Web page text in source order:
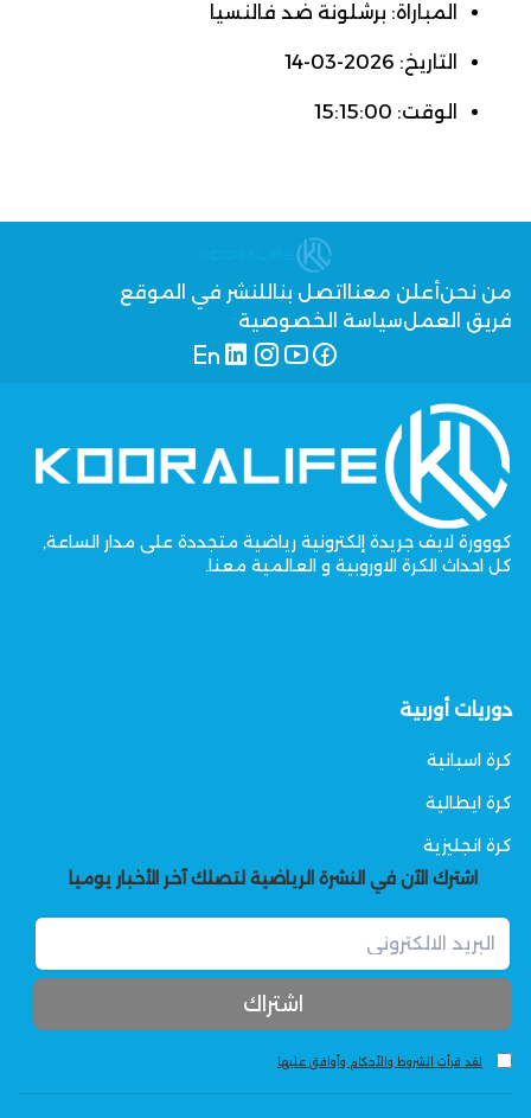
المباراة: برشلونة ضد فالنسيا
التاريخ: 2026-03-14
الوقت: 15:15:00
من نحنأعلن معنا اتصل بنا للنشر في الموقع
فريق العملسياسة الخصوصية
كووورة لايف جريدة إلكترونية رياضية متجددة على مدار الساعة,
كل احداث الكرة الاوروبية و العالمية معنا.
دوريات أوربية
كرة اسبانية
كرة ايطالية
كرة انجليزية
اشترك الآن في النشرة الرياضية لتصلك آخر الأخبار يوميا
لقد قرأت الشروط والأحكام وأوافق عليها